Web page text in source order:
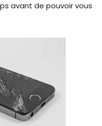
avant de pouvoir vous